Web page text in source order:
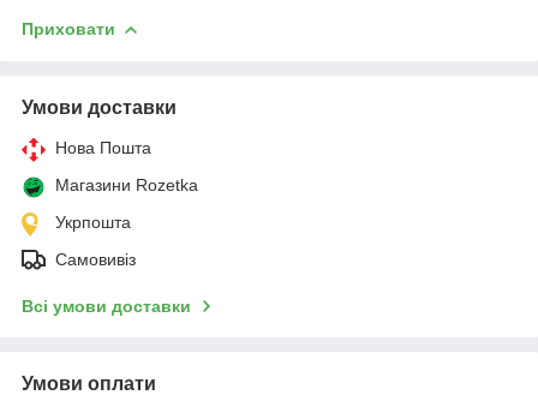
Приховати
Умови доставки
Нова Пошта
Магазини Rozetka
Укрпошта
Самовивіз
Всі умови доставки
Умови оплати